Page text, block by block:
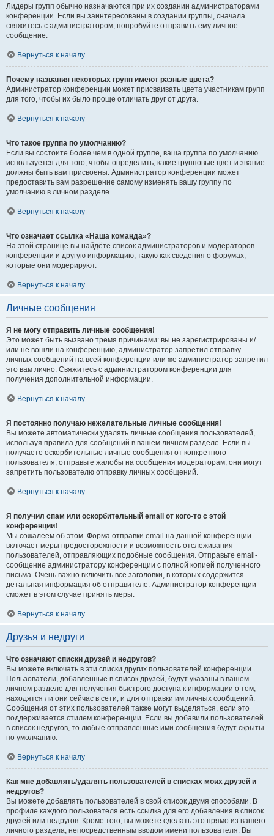
Лидеры групп обычно назначаются при их создании администраторами
конференции. Если вы заинтересованы в создании группы, сначала
свяжитесь с администратором; попробуйте отправить ему личное
сообщение.
Вернуться к началу
Почему названия некоторых групп имеют разные цвета?
Администратор конференции может присваивать цвета участникам групп
для того, чтобы их было проще отличать друг от друга.
Вернуться к началу
Что такое группа по умолчанию?
Если вы состоите более чем в одной группе, ваша группа по умолчанию
используется для того, чтобы определить, какие групповые цвет и звание
должны быть вам присвоены. Администратор конференции может
предоставить вам разрешение самому изменять вашу группу по
умолчанию в личном разделе.
Вернуться к началу
Что означает ссылка «Наша команда»?
На этой странице вы найдёте список администраторов и модераторов
конференции и другую информацию, такую как сведения о форумах,
которые они модерируют.
Вернуться к началу
Личные сообщения
Я не могу отправить личные сообщения!
Это может быть вызвано тремя причинами: вы не зарегистрированы и/
или не вошли на конференцию, администратор запретил отправку
личных сообщений на всей конференции или же администратор запретил
это вам лично. Свяжитесь с администратором конференции для
получения дополнительной информации.
Вернуться к началу
Я постоянно получаю нежелательные личные сообщения!
Вы можете автоматически удалять личные сообщения пользователей,
используя правила для сообщений в вашем личном разделе. Если вы
получаете оскорбительные личные сообщения от конкретного
пользователя, отправьте жалобы на сообщения модераторам; они могут
запретить пользователю отправку личных сообщений.
Вернуться к началу
Я получил спам или оскорбительный email от кого-то с этой
конференции!
Мы сожалеем об этом. Форма отправки email на данной конференции
включает меры предосторожности и возможность отслеживания
пользователей, отправляющих подобные сообщения. Отправьте email-
сообщение администратору конференции с полной копией полученного
письма. Очень важно включить все заголовки, в которых содержится
детальная информация об отправителе. Администратор конференции
сможет в этом случае принять меры.
Вернуться к началу
Друзья и недруги
Что означают списки друзей и недругов?
Вы можете включать в эти списки других пользователей конференции.
Пользователи, добавленные в список друзей, будут указаны в вашем
личном разделе для получения быстрого доступа к информации о том,
находятся ли они сейчас в сети, и для отправки им личных сообщений.
Сообщения от этих пользователей также могут выделяться, если это
поддерживается стилем конференции. Если вы добавили пользователей
в список недругов, то любые отправленные ими сообщения будут скрыты
по умолчанию.
Вернуться к началу
Как мне добавлять/удалять пользователей в списках моих друзей и
недругов?
Вы можете добавлять пользователей в свой список двумя способами. В
профиле каждого пользователя есть ссылка для его добавления в список
друзей или недругов. Кроме того, вы можете сделать это прямо из вашего
личного раздела, непосредственным вводом имени пользователя. Вы